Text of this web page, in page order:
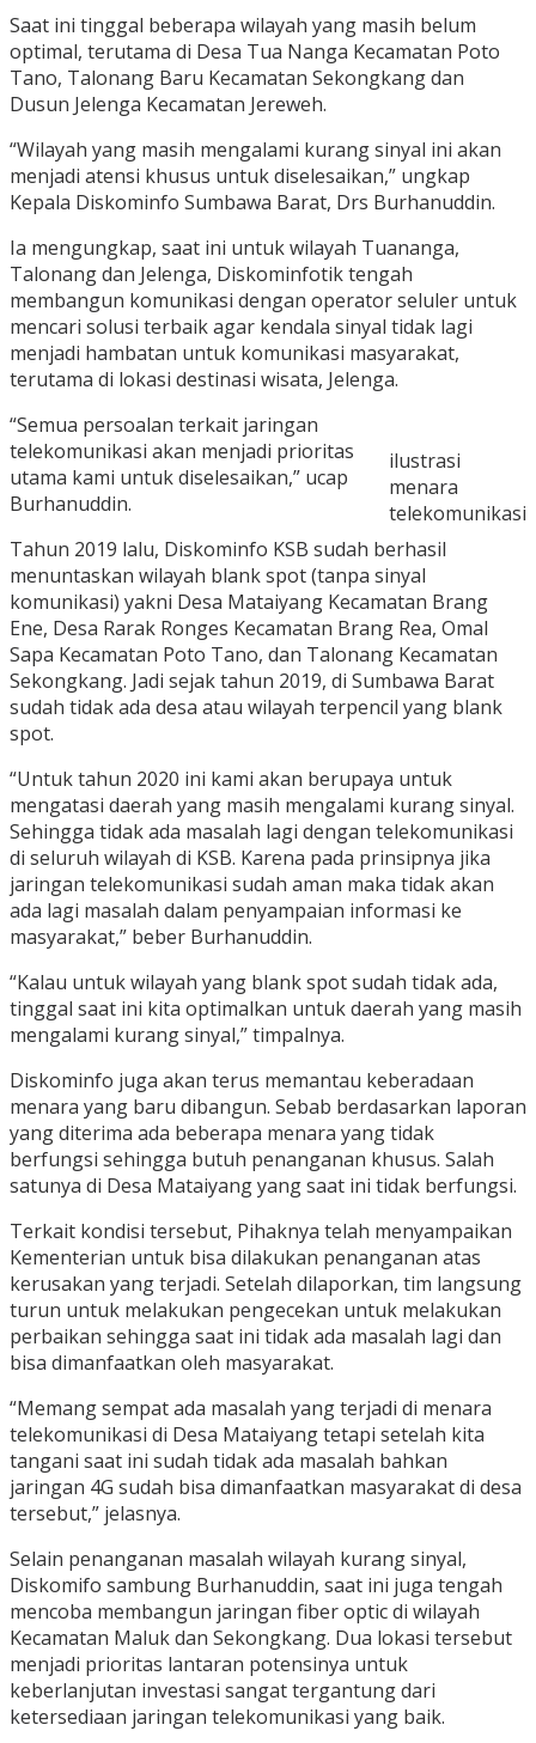
Saat ini tinggal beberapa wilayah yang masih belum
optimal, terutama di Desa Tua Nanga Kecamatan Poto
Tano, Talonang Baru Kecamatan Sekongkang dan
Dusun Jelenga Kecamatan Jereweh.
“Wilayah yang masih mengalami kurang sinyal ini akan
menjadi atensi khusus untuk diselesaikan,” ungkap
Kepala Diskominfo Sumbawa Barat, Drs Burhanuddin.
Ia mengungkap, saat ini untuk wilayah Tuananga,
Talonang dan Jelenga, Diskominfotik tengah
membangun komunikasi dengan operator seluler untuk
mencari solusi terbaik agar kendala sinyal tidak lagi
menjadi hambatan untuk komunikasi masyarakat,
terutama di lokasi destinasi wisata, Jelenga.
ilustrasi
menara
telekomunikasi
“Semua persoalan terkait jaringan
telekomunikasi akan menjadi prioritas
utama kami untuk diselesaikan,” ucap
Burhanuddin.
Tahun 2019 lalu, Diskominfo KSB sudah berhasil
menuntaskan wilayah blank spot (tanpa sinyal
komunikasi) yakni Desa Mataiyang Kecamatan Brang
Ene, Desa Rarak Ronges Kecamatan Brang Rea, Omal
Sapa Kecamatan Poto Tano, dan Talonang Kecamatan
Sekongkang. Jadi sejak tahun 2019, di Sumbawa Barat
sudah tidak ada desa atau wilayah terpencil yang blank
spot.
“Untuk tahun 2020 ini kami akan berupaya untuk
mengatasi daerah yang masih mengalami kurang sinyal.
Sehingga tidak ada masalah lagi dengan telekomunikasi
di seluruh wilayah di KSB. Karena pada prinsipnya jika
jaringan telekomunikasi sudah aman maka tidak akan
ada lagi masalah dalam penyampaian informasi ke
masyarakat,” beber Burhanuddin.
“Kalau untuk wilayah yang blank spot sudah tidak ada,
tinggal saat ini kita optimalkan untuk daerah yang masih
mengalami kurang sinyal,” timpalnya.
Diskominfo juga akan terus memantau keberadaan
menara yang baru dibangun. Sebab berdasarkan laporan
yang diterima ada beberapa menara yang tidak
berfungsi sehingga butuh penanganan khusus. Salah
satunya di Desa Mataiyang yang saat ini tidak berfungsi.
Terkait kondisi tersebut, Pihaknya telah menyampaikan
Kementerian untuk bisa dilakukan penanganan atas
kerusakan yang terjadi. Setelah dilaporkan, tim langsung
turun untuk melakukan pengecekan untuk melakukan
perbaikan sehingga saat ini tidak ada masalah lagi dan
bisa dimanfaatkan oleh masyarakat.
“Memang sempat ada masalah yang terjadi di menara
telekomunikasi di Desa Mataiyang tetapi setelah kita
tangani saat ini sudah tidak ada masalah bahkan
jaringan 4G sudah bisa dimanfaatkan masyarakat di desa
tersebut,” jelasnya.
Selain penanganan masalah wilayah kurang sinyal,
Diskomifo sambung Burhanuddin, saat ini juga tengah
mencoba membangun jaringan fiber optic di wilayah
Kecamatan Maluk dan Sekongkang. Dua lokasi tersebut
menjadi prioritas lantaran potensinya untuk
keberlanjutan investasi sangat tergantung dari
ketersediaan jaringan telekomunikasi yang baik.